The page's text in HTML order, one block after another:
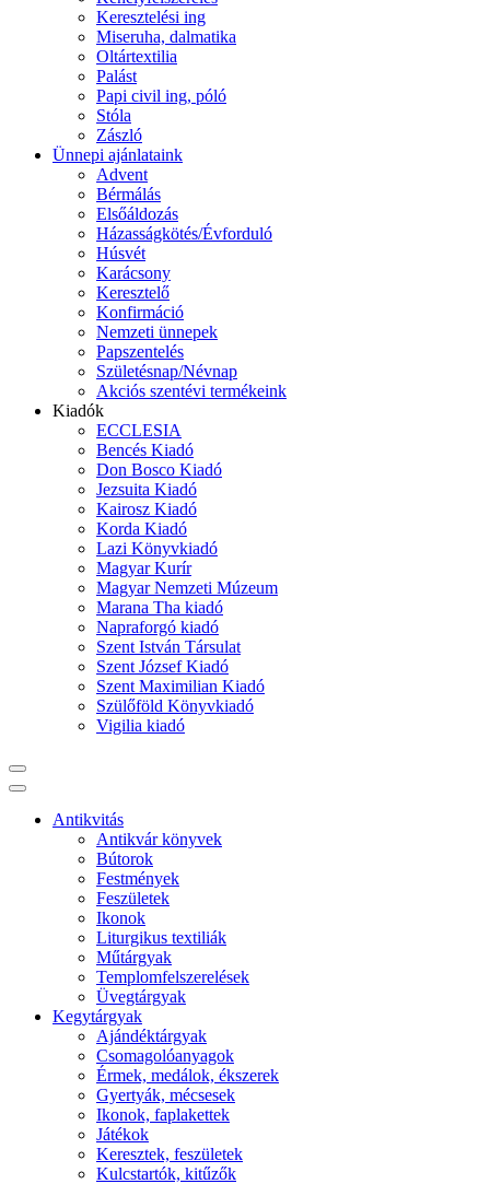
Keresztelési ing
Miseruha, dalmatika
Oltártextilia
Palást
Papi civil ing, póló
Stóla
Zászló
Ünnepi ajánlataink
Advent
Bérmálás
Elsőáldozás
Házasságkötés/Évforduló
Húsvét
Karácsony
Keresztelő
Konfirmáció
Nemzeti ünnepek
Papszentelés
Születésnap/Névnap
Akciós szentévi termékeink
Kiadók
ECCLESIA
Bencés Kiadó
Don Bosco Kiadó
Jezsuita Kiadó
Kairosz Kiadó
Korda Kiadó
Lazi Könyvkiadó
Magyar Kurír
Magyar Nemzeti Múzeum
Marana Tha kiadó
Napraforgó kiadó
Szent István Társulat
Szent József Kiadó
Szent Maximilian Kiadó
Szülőföld Könyvkiadó
Vigilia kiadó
Antikvitás
Antikvár könyvek
Bútorok
Festmények
Feszületek
Ikonok
Liturgikus textiliák
Műtárgyak
Templomfelszerelések
Üvegtárgyak
Kegytárgyak
Ajándéktárgyak
Csomagolóanyagok
Érmek, medálok, ékszerek
Gyertyák, mécsesek
Ikonok, faplakettek
Játékok
Keresztek, feszületek
Kulcstartók, kitűzők